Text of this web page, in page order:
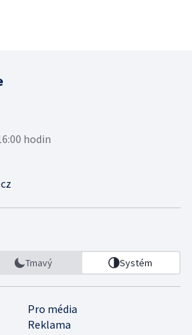
hodin
Tmavý Systém
Pro média
Reklama